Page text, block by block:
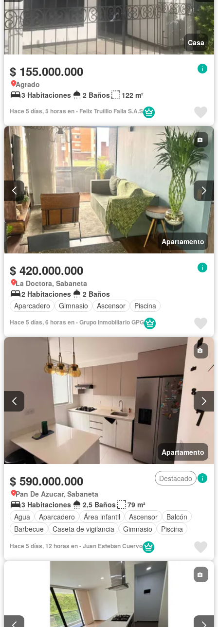
Casa
$ 155.000.000
Agrado
3 Habitaciones
2 Baños 122 m²
Hace 5 días, 5 horas en - Felix Truiillo Falla S.A.S
Apartamento
$ 420.000.000
La Doctora, Sabaneta
2 Habitaciones
2 Baños
Aparcadero
Gimnasio Ascensor Piscina
Hace 5 días, 6 horas en - Grupo Inmobiliario GPG
Apartamento
$ 590.000.000
Destacado
Pan De Azucar, Sabaneta
3 Habitaciones
2,5 Baños
79 m²
Agua
Aparcadero Área infantil Ascensor
Balcón
Barbecue
Caseta de vigilancia Gimnasio
Piscina
Hace 5 días, 12 horas en - Juan Esteban Cuervo